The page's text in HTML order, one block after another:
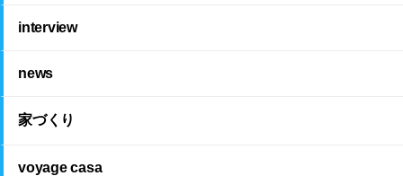
interview
news
家づくり
voyage casa